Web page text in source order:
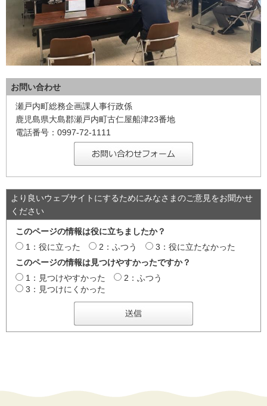
お問い合わせ
瀬戸内町総務企画課人事行政係
鹿児島県大島郡瀬戸内町古仁屋船津23番地
電話番号：0997-72-1111
より良いウェブサイトにするためにみなさまのご意見をお聞かせ
ください
このページの情報は役に立ちましたか？
1：役に立った
2：ふつう
3：役に立たなかった
このページの情報は見つけやすかったですか？
1：見つけやすかった
2：ふつう
3：見つけにくかった